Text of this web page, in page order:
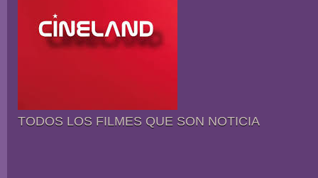
TODOS LOS FILMES QUE SON NOTICIA